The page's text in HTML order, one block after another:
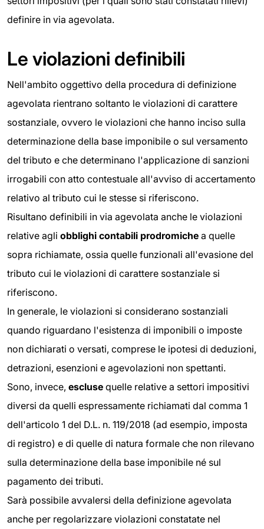
definire in via agevolata.
Le violazioni definibili
Nell'ambito oggettivo della procedura di definizione
agevolata rientrano soltanto le violazioni di carattere
sostanziale, ovvero le violazioni che hanno inciso sulla
determinazione della base imponibile o sul versamento
del tributo e che determinano l'applicazione di sanzioni
irrogabili con atto contestuale all'avviso di accertamento
relativo al tributo cui le stesse si riferiscono.
Risultano definibili in via agevolata anche le violazioni
relative agli obblighi contabili prodromiche a quelle
sopra richiamate, ossia quelle funzionali all'evasione del
tributo cui le violazioni di carattere sostanziale si
riferiscono.
In generale, le violazioni si considerano sostanziali
quando riguardano l'esistenza di imponibili o imposte
non dichiarati o versati, comprese le ipotesi di deduzioni,
detrazioni, esenzioni e agevolazioni non spettanti.
Sono, invece, escluse quelle relative a settori impositivi
diversi da quelli espressamente richiamati dal comma 1
dell'articolo 1 del D.L. n. 119/2018 (ad esempio, imposta
di registro) e di quelle di natura formale che non rilevano
sulla determinazione della base imponibile né sul
pagamento dei tributi.
Sarà possibile avvalersi della definizione agevolata
anche per regolarizzare violazioni constatate nel